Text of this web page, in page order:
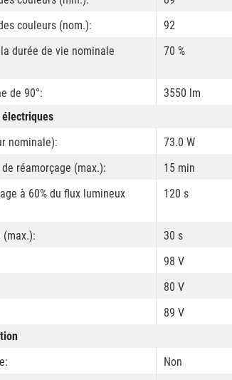
couleurs (nom.):
92
durée de vie nominale
70 %
de 90°:
3550 lm
nominale):
73.0 W
réamorçage (max.):
15 min
à 60% du flux lumineux
120 s
(max.):
30 s
98 V
80 V
89 V
Non